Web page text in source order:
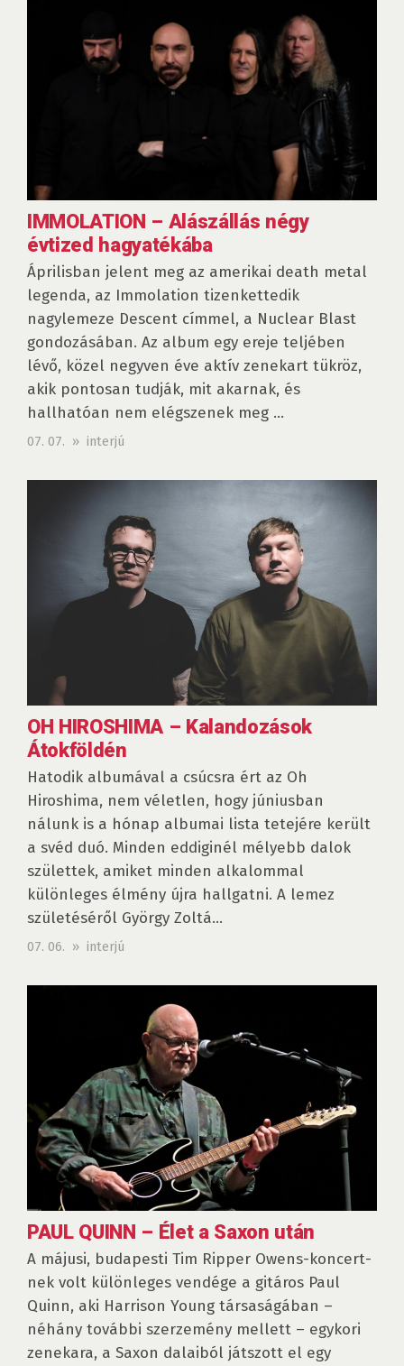
IMMOLATION – Alászállás négy
évtized hagyatékába
Áprilisban jelent meg az amerikai death metal
legenda, az Immolation tizenkettedik
nagylemeze Descent címmel, a Nuclear Blast
gondozásában. Az album egy ereje teljében
lévő, közel negyven éve aktív zenekart tükröz,
akik pontosan tudják, mit akarnak, és
hallhatóan nem elégszenek meg ...
07. 07. » interjú
OH HIROSHIMA – Kalandozások
Átokföldén
Hatodik albumával a csúcsra ért az Oh
Hiroshima, nem véletlen, hogy júniusban
nálunk is a hónap albumai lista tetejére került
a svéd duó. Minden eddiginél mélyebb dalok
születtek, amiket minden alkalommal
különleges élmény újra hallgatni. A lemez
születéséről György Zoltá...
07. 06. » interjú
PAUL QUINN – Élet a Saxon után
A májusi, budapesti Tim Ripper Owens-koncert­
nek volt különleges vendége a gitáros Paul
Quinn, aki Harrison Young társaságában –
néhány további szerzemény mellett – egykori
zenekara, a Saxon dalaiból játszott el egy